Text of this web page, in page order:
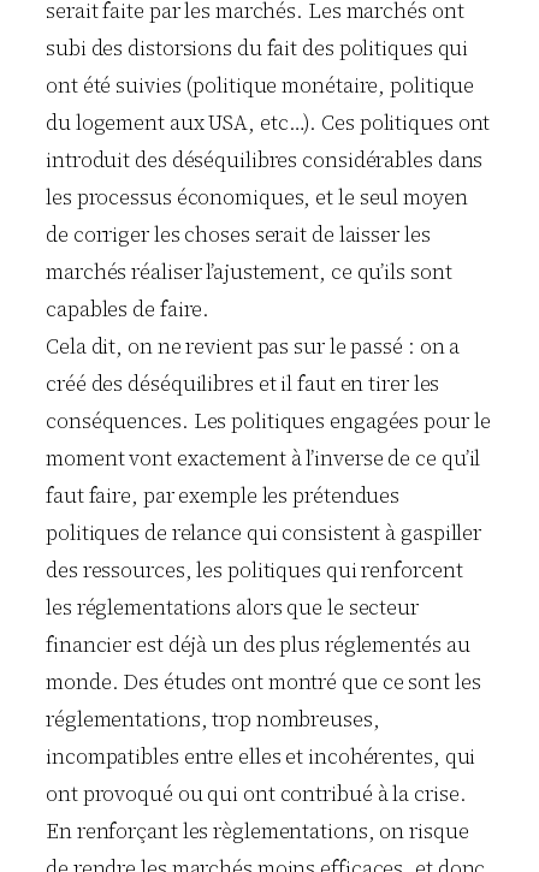
serait faite par les marchés. Les marchés ont
subi des distorsions du fait des politiques qui
ont été suivies (politique monétaire, politique
du logement aux USA, etc…). Ces politiques ont
introduit des déséquilibres considérables dans
les processus économiques, et le seul moyen
de corriger les choses serait de laisser les
marchés réaliser l’ajustement, ce qu’ils sont
capables de faire.
Cela dit, on ne revient pas sur le passé : on a
créé des déséquilibres et il faut en tirer les
conséquences. Les politiques engagées pour le
moment vont exactement à l’inverse de ce qu’il
faut faire, par exemple les prétendues
politiques de relance qui consistent à gaspiller
des ressources, les politiques qui renforcent
les réglementations alors que le secteur
financier est déjà un des plus réglementés au
monde. Des études ont montré que ce sont les
réglementations, trop nombreuses,
incompatibles entre elles et incohérentes, qui
ont provoqué ou qui ont contribué à la crise.
En renforçant les règlementations, on risque